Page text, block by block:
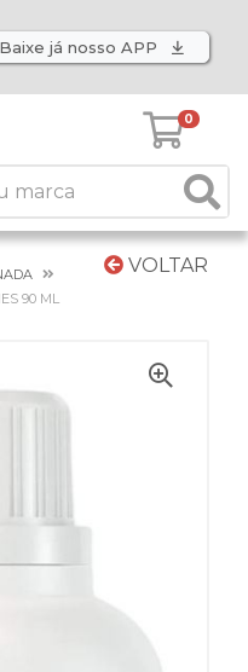
Baixe já nosso APP
0
VOLTAR
90 ML